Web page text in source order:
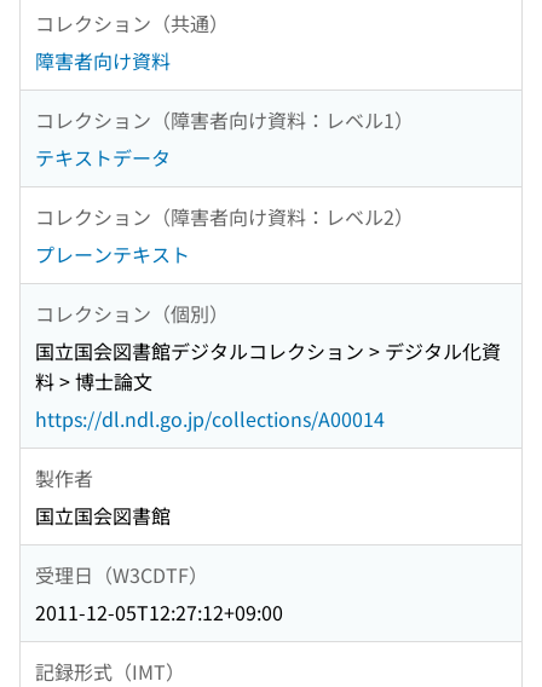
コレクション（共通）
障害者向け資料
コレクション（障害者向け資料：レベル1）
テキストデータ
コレクション（障害者向け資料：レベル2）
プレーンテキスト
コレクション（個別）
国立国会図書館デジタルコレクション > デジタル化資
料 > 博士論文
https://dl.ndl.go.jp/collections/A00014
製作者
国立国会図書館
受理日（W3CDTF）
2011-12-05T12:27:12+09:00
記録形式（IMT）